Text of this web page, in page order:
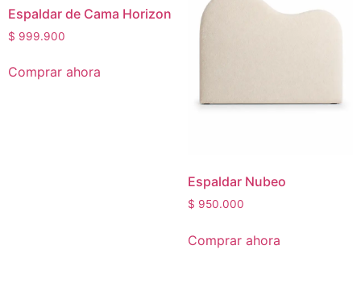
Espaldar de Cama Horizon
$ 999.900
Comprar ahora
Espaldar Nubeo
$ 950.000
Comprar ahora